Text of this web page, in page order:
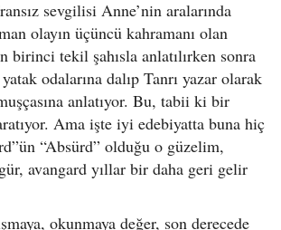
sevgilisi Anne’nin aralarında
olayın üçüncü kahramanı olan
birinci tekil şahısla anlatılırken sonra
odalarına dalıp Tanrı yazar olarak
anlatıyor. Bu, tabii ki bir
Ama işte iyi edebiyatta buna hiç
“Absürd” olduğu o güzelim,
avangard yıllar bir daha geri gelir
okunmaya değer, son derecede